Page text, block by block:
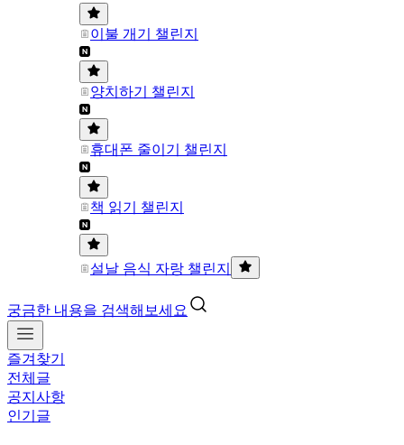
이불 개기 챌린지
양치하기 챌린지
휴대폰 줄이기 챌린지
책 읽기 챌린지
설날 음식 자랑 챌린지
궁금한 내용을 검색해보세요
즐겨찾기
전체글
공지사항
인기글